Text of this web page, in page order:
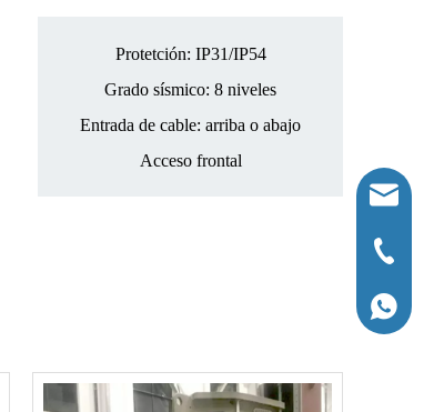
Protetción: IP31/IP54
Grado sísmico: 8 niveles
Entrada de cable: arriba o abajo
Acceso frontal
0086-
+86-